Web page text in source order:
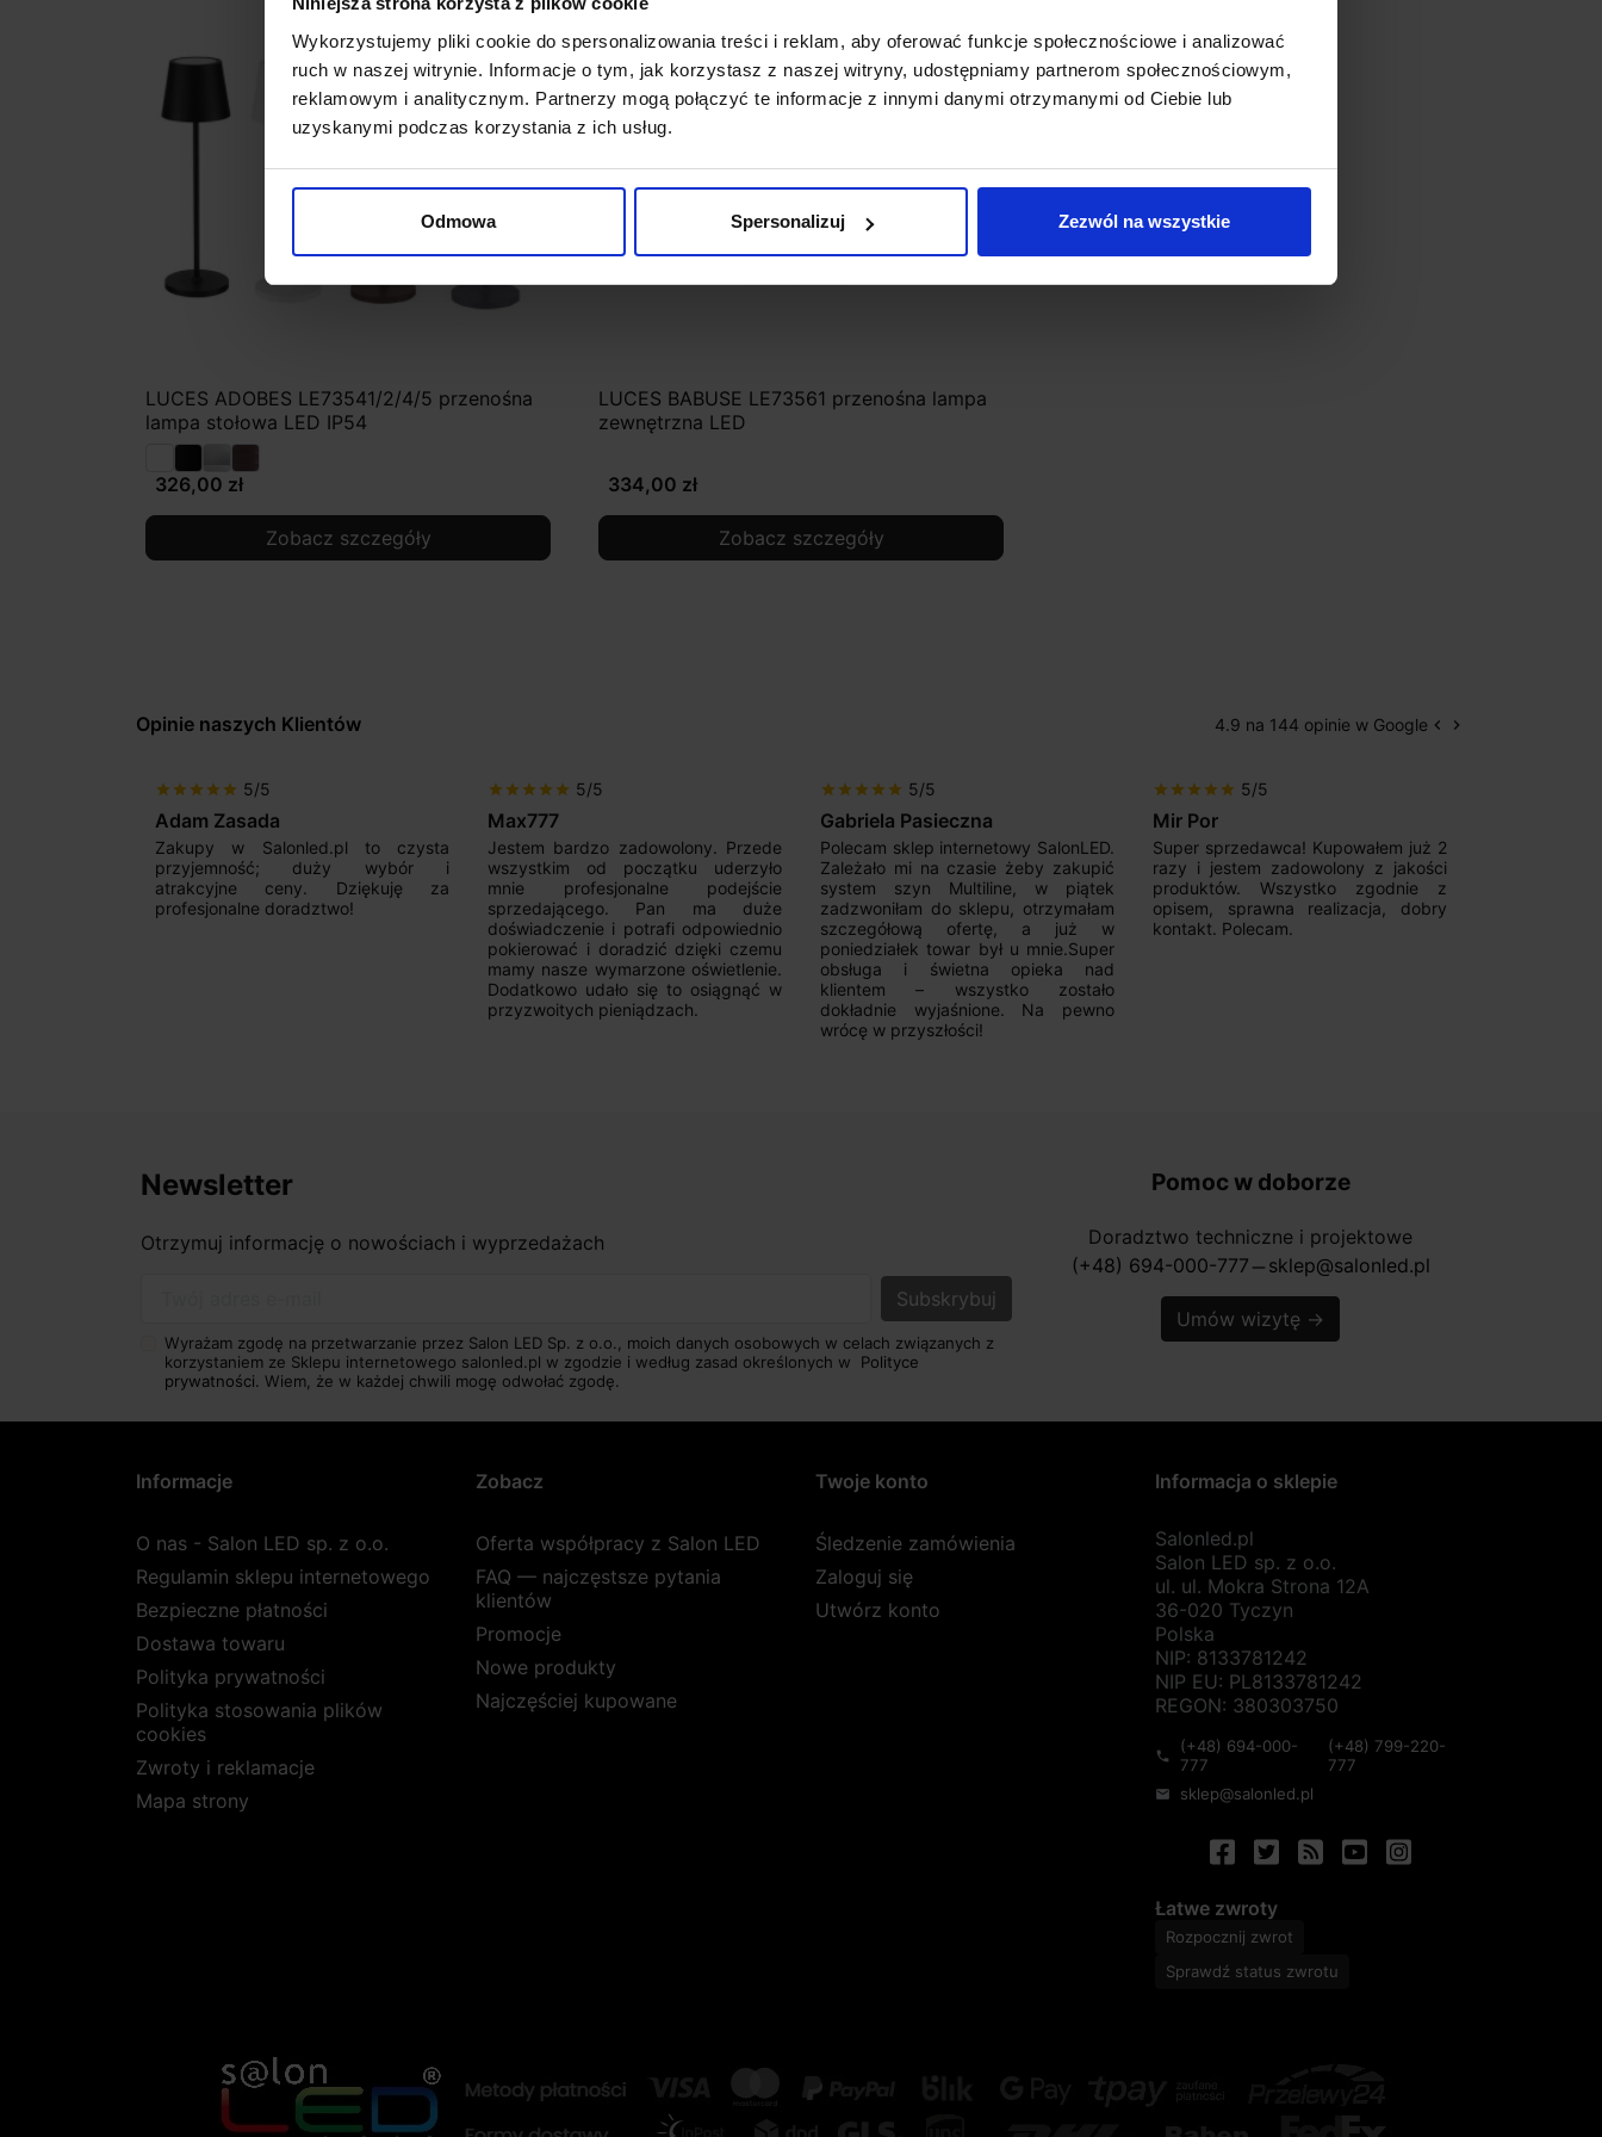
Wykorzystujemy pliki cookie do spersonalizowania treści i reklam, aby oferować funkcje społecznościowe i analizować
ruch w naszej witrynie. Informacje o tym, jak korzystasz z naszej witryny, udostępniamy partnerom społecznościowym,
reklamowym i analitycznym. Partnerzy mogą połączyć te informacje z innymi danymi otrzymanymi od Ciebie lub
uzyskanymi podczas korzystania z ich usług.
Odmowa Spersonalizuj Zezwól na wszystkie
LUCES ADOBES LE73541/2/4/5 przenośna
lampa stołowa LED IP54
326,00 zł
Zobacz szczegóły
LUCES BABUSE LE73561 przenośna lampa
zewnętrzna LED
334,00 zł
Zobacz szczegóły
Opinie naszych Klientów 4.9 na 144 opinie w Google Poprzedni
keyboard_arrow_left Następny
keyboard_arrow_right
star star star star star 5/5
Adam Zasada
Zakupy w Salonled.pl to czysta
przyjemność; duży wybór i
atrakcyjne ceny. Dziękuję za
profesjonalne doradztwo!
star star star star star 5/5
Max777
Jestem bardzo zadowolony. Przede
wszystkim od początku uderzyło
mnie profesjonalne podejście
sprzedającego. Pan ma duże
doświadczenie i potrafi odpowiednio
pokierować i doradzić dzięki czemu
mamy nasze wymarzone oświetlenie.
Dodatkowo udało się to osiągnąć w
przyzwoitych pieniądzach.
star star star star star 5/5
Gabriela Pasieczna
Polecam sklep internetowy SalonLED.
Zależało mi na czasie żeby zakupić
system szyn Multiline, w piątek
zadzwoniłam do sklepu, otrzymałam
szczegółową ofertę, a już w
poniedziałek towar był u mnie.Super
obsługa i świetna opieka nad
klientem – wszystko zostało
dokładnie wyjaśnione. Na pewno
wrócę w przyszłości!
star star star star star 5/5
Mir Por
Super sprzedawca! Kupowałem już 2
razy i jestem zadowolony z jakości
produktów. Wszystko zgodnie z
opisem, sprawna realizacja, dobry
kontakt. Polecam.
Newsletter
Otrzymuj informację o nowościach i wyprzedażach
Wyrażam zgodę na przetwarzanie przez Salon LED Sp. z o.o., moich danych osobowych w celach związanych z
korzystaniem ze Sklepu internetowego salonled.pl w zgodzie i według zasad określonych w Polityce
prywatności. Wiem, że w każdej chwili mogę odwołać zgodę.
Pomoc w doborze
Doradztwo techniczne i projektowe
(+48) 694-000-777 horizontal_rule sklep@salonled.pl
Umów wizytę →
Informacje
O nas - Salon LED sp. z o.o.
Regulamin sklepu internetowego
Bezpieczne płatności
Dostawa towaru
Polityka prywatności
Polityka stosowania plików
cookies
Zwroty i reklamacje
Mapa strony
Zobacz
Oferta współpracy z Salon LED
FAQ — najczęstsze pytania
klientów
Promocje
Nowe produkty
Najczęściej kupowane
Twoje konto
Śledzenie zamówienia
Zaloguj się
Utwórz konto
Informacja o sklepie
Salonled.pl
Salon LED sp. z o.o.
ul. ul. Mokra Strona 12A
36-020 Tyczyn
Polska
NIP: 8133781242
NIP EU: PL8133781242
REGON: 380303750
phone
(+48) 694-000-
777
(+48) 799-220-
777
mail sklep@salonled.pl
Łatwe zwroty
Rozpocznij zwrot
Sprawdź status zwrotu